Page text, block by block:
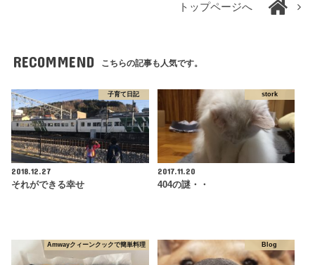
トップページへ
RECOMMEND こちらの記事も人気です。
子育て日記
2018.12.27
それができる幸せ
stork
2017.11.20
404の謎・・
Amwayクィーンクックで簡単料理 Blog